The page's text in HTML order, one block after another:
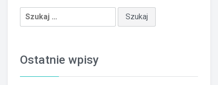
Szukaj:
Ostatnie wpisy